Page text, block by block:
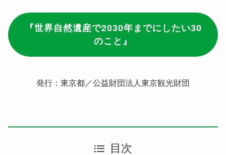
『世界自然遺産で2030年までにしたい30
のこと』
発行：東京都／公益財団法人東京観光財団
目次